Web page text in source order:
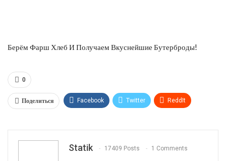
Берём Фарш Хлеб И Получаем Вкуснейшие Бутерброды!
0
Поделиться Facebook Twitter ReddIt
Statik 17409 Posts 1 Comments